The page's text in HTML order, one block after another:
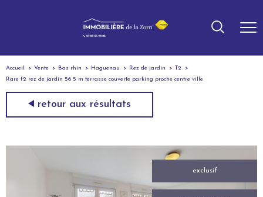
Accueil Vente Bas rhin Haguenau Rez de jardin T2
Rare f2 rez de jardin 56 5 m terrasse couverte parking proche centre ville
retour aux résultats
exclusif